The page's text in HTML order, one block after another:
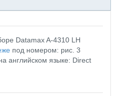
Datamax A-4310 LH
под номером: рис. 3
английском языке: Direct